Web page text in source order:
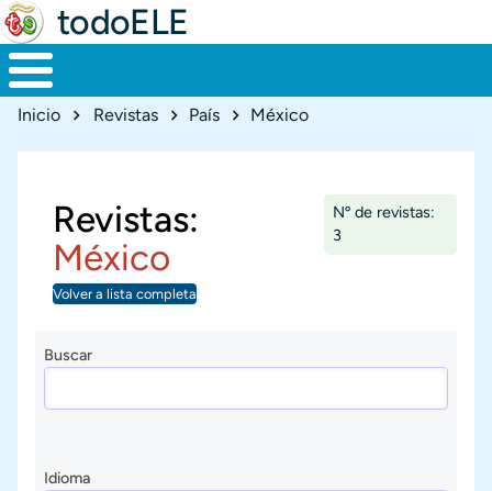
todoELE
Ruta de navegación
Inicio Revistas País México
Revistas:
México
Nº de revistas:
3
Volver a lista completa
Buscar
Idioma